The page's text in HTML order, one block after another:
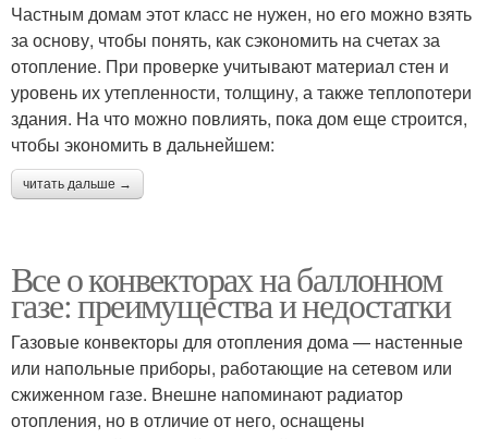
Частным домам этот класс не нужен, но его можно взять
за основу, чтобы понять, как сэкономить на счетах за
отопление. При проверке учитывают материал стен и
уровень их утепленности, толщину, а также теплопотери
здания. На что можно повлиять, пока дом еще строится,
чтобы экономить в дальнейшем:
читать дальше →
Все о конвекторах на баллонном
газе: преимущества и недостатки
Газовые конвекторы для отопления дома — настенные
или напольные приборы, работающие на сетевом или
сжиженном газе. Внешне напоминают радиатор
отопления, но в отличие от него, оснащены